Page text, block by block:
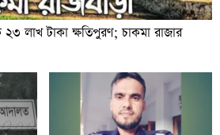
২৩ লাখ টাকা ক্ষতিপুরণ; চাকমা রাজার